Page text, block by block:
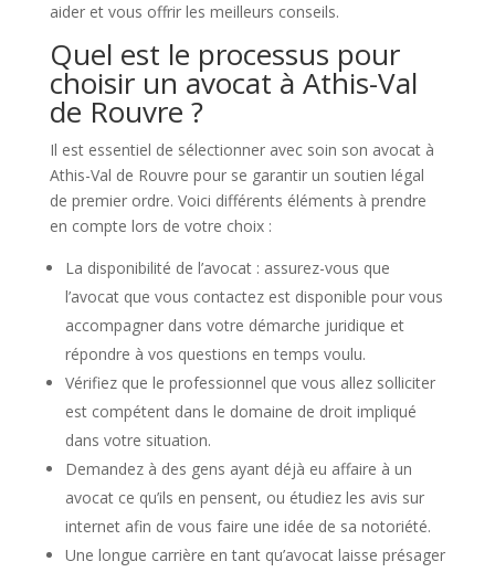
aider et vous offrir les meilleurs conseils.
Quel est le processus pour
choisir un avocat à Athis-Val
de Rouvre ?
Il est essentiel de sélectionner avec soin son avocat à
Athis-Val de Rouvre pour se garantir un soutien légal
de premier ordre. Voici différents éléments à prendre
en compte lors de votre choix :
La disponibilité de l’avocat : assurez-vous que
l’avocat que vous contactez est disponible pour vous
accompagner dans votre démarche juridique et
répondre à vos questions en temps voulu.
Vérifiez que le professionnel que vous allez solliciter
est compétent dans le domaine de droit impliqué
dans votre situation.
Demandez à des gens ayant déjà eu affaire à un
avocat ce qu’ils en pensent, ou étudiez les avis sur
internet afin de vous faire une idée de sa notoriété.
Une longue carrière en tant qu’avocat laisse présager